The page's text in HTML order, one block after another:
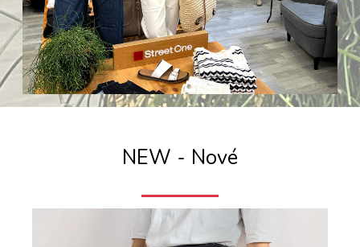
NEW - Nové